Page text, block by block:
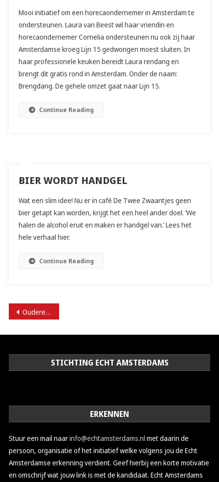
Mooi initiatief om een horecaondernemer in Amsterdam te
ondersteunen. Laura van Beest wil haar vriendin en
horecaondernemer Cornelia ondersteunen nu ook zij haar
Amsterdamse kroeg Lijn 15 gedwongen moest sluiten. In
haar professionele keuken bereidt Laura rendang en
brengt dit gratis rond in Amsterdam. Onder de naam:
Brengdang. De gehele omzet gaat naar Lijn 15.
Continue Reading
BIER WORDT HANDGEL
Wat een slim idee! Nu er in café De Twee Zwaantjes geen
bier getapt kan worden, krijgt het een heel ander doel. ‘We
halen de alcohol eruit en maken er handgel van.’ Lees het
hele verhaal hier.
Continue Reading
BERICHTENNAVIGATIE
Oudere berichten
STICHTING ECHT AMSTERDAMS
ERKENNEN
Stuur een mail naarinfo@echtamsterdams.nl met daarin de
persoon, organisatie of het initiatief welke volgens jou de Echt
Amsterdamse erkenning verdient. Geef hierbij een korte motivatie
en omschrijf wat jouw link is met de kandidaat. Echt Amsterdams